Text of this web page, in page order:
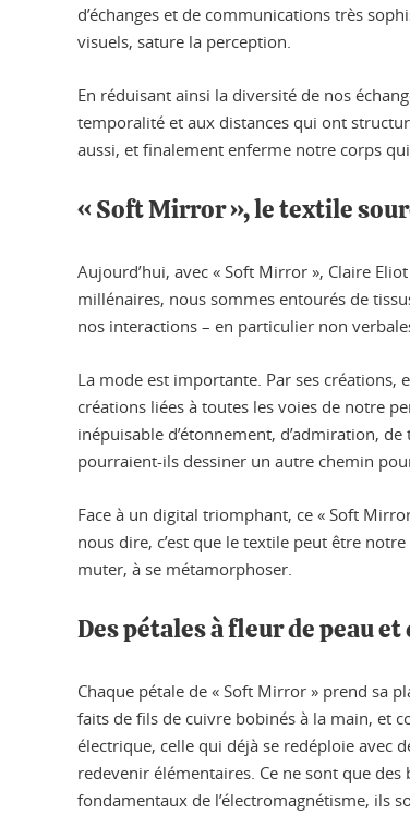
d’échanges et de communications très
visuels, sature la perception.
En réduisant ainsi la diversité de nos
temporalité et aux distances qui ont
aussi, et finalement enferme notre corps
« Soft Mirror », le textile
Aujourd’hui, avec « Soft Mirror », Claire
millénaires, nous sommes entourés de
nos interactions – en particulier non
La mode est importante. Par ses créations,
créations liées à toutes les voies de notre
inépuisable d’étonnement, d’admiration,
pourraient-ils dessiner un autre chemin
Face à un digital triomphant, ce « Soft
nous dire, c’est que le textile peut être
muter, à se métamorphoser.
Des pétales à fleur de peau
Chaque pétale de « Soft Mirror » prend sa
faits de fils de cuivre bobinés à la main, et
électrique, celle qui déjà se redéploie avec
redevenir élémentaires. Ce ne sont que
fondamentaux de l’électromagnétisme, ils